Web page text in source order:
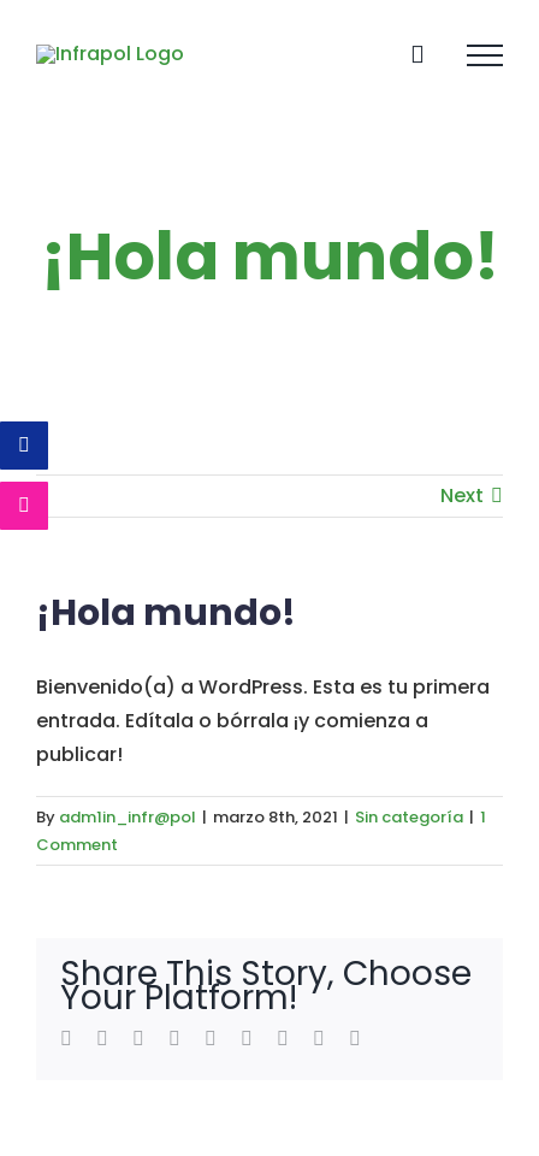
¡Hola mundo!
Next
¡Hola mundo!
Bienvenido(a) a WordPress. Esta es tu primera
entrada. Edítala o bórrala ¡y comienza a
publicar!
By adm1in_infr@pol | marzo 8th, 2021 | Sin categoría | 1
Comment
Share This Story, Choose
Your Platform!
facebook
twitter linkedinreddit whatsapp
tumblr pinterest